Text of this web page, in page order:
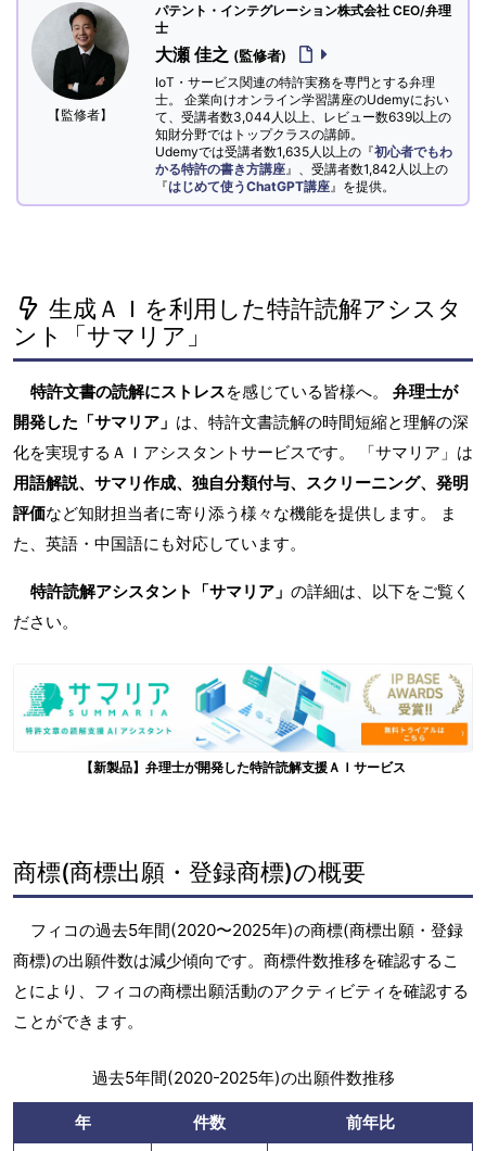
【監修者】
パテント・インテグレーション株式会社 CEO/弁理
士
大瀬 佳之 (監修者)
IoT・サービス関連の特許実務を専門とする弁理
士。 企業向けオンライン学習講座のUdemyにおい
て、受講者数3,044人以上、レビュー数639以上の
知財分野ではトップクラスの講師。
Udemyでは受講者数1,635人以上の『初心者でもわ
かる特許の書き方講座 』、受講者数1,842人以上の
『はじめて使うChatGPT講座 』を提供。
生成ＡＩを利用した特許読解アシスタ
ント「サマリア」
特許文書の読解にストレスを感じている皆様へ。 弁理士が
開発した「サマリア」 は、特許文書読解の時間短縮と理解の深
化を実現するＡＩアシスタントサービスです。 「サマリア」は
用語解説、サマリ作成、独自分類付与、スクリーニング、発明
評価など知財担当者に寄り添う様々な機能を提供します。 ま
た、英語・中国語にも対応しています。
特許読解アシスタント「サマリア」 の詳細は、以下をご覧く
ださい。
【新製品】弁理士が開発した特許読解支援ＡＩサービス
商標(商標出願・登録商標)の概要
フィコの過去5年間(2020〜2025年)の商標(商標出願・登録
商標)の出願件数は減少傾向です。商標件数推移を確認するこ
とにより、フィコの商標出願活動のアクティビティを確認する
ことができます。
過去5年間(2020-2025年)の出願件数推移
年 件数
前年比